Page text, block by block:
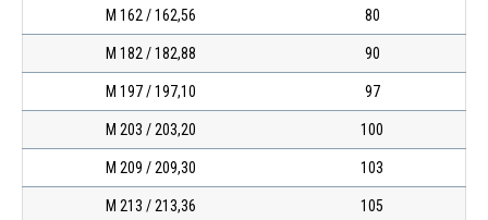
М 162 / 162,56 80
М 182 / 182,88 90
М 197 / 197,10 97
М 203 / 203,20 100
М 209 / 209,30 103
М 213 / 213,36 105